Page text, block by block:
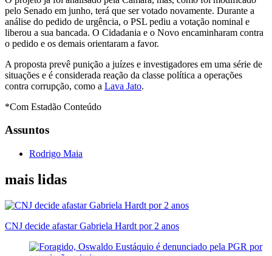
pelo Senado em junho, terá que ser votado novamente. Durante a
análise do pedido de urgência, o PSL pediu a votação nominal e
liberou a sua bancada. O Cidadania e o Novo encaminharam contra
o pedido e os demais orientaram a favor.
A proposta prevê punição a juízes e investigadores em uma série de
situações e é considerada reação da classe política a operações
contra corrupção, como a Lava Jato.
*Com Estadão Conteúdo
Assuntos
Rodrigo Maia
mais lidas
CNJ decide afastar Gabriela Hardt por 2 anos